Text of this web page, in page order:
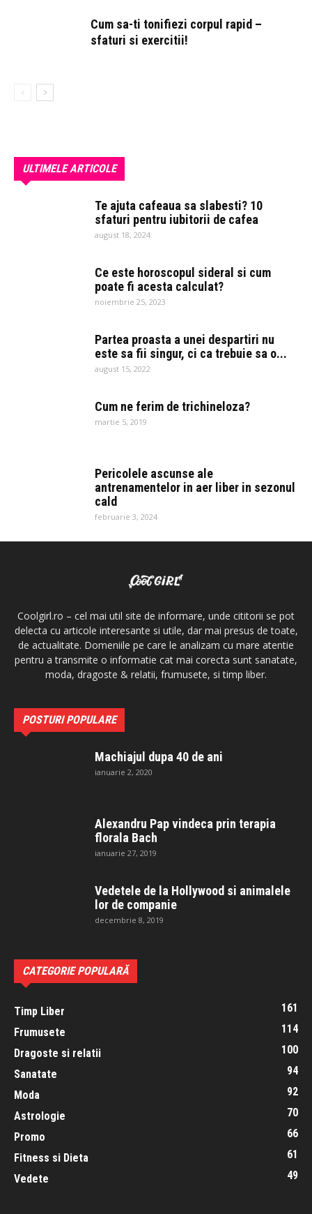
Cum sa-ti tonifiezi corpul rapid –
sfaturi si exercitii!
ULTIMELE ARTICOLE
Te ajuta cafeaua sa slabesti? 10
sfaturi pentru iubitorii de cafea
august 18, 2024
Ce este horoscopul sideral si cum
poate fi acesta calculat?
noiembrie 25, 2023
Partea proasta a unei despartiri nu
este sa fii singur, ci ca trebuie sa o...
august 15, 2022
Cum ne ferim de trichineloza?
martie 5, 2019
Pericolele ascunse ale
antrenamentelor in aer liber in sezonul
cald
februarie 3, 2024
Coolgirl.ro – cel mai util site de informare, unde cititorii se pot
delecta cu articole interesante si utile, dar mai presus de toate,
de actualitate. Domeniile pe care le analizam cu mare atentie
pentru a transmite o informatie cat mai corecta sunt sanatate,
moda, dragoste & relatii, frumusete, si timp liber.
POSTURI POPULARE
Machiajul dupa 40 de ani
ianuarie 2, 2020
Alexandru Pap vindeca prin terapia
florala Bach
ianuarie 27, 2019
Vedetele de la Hollywood si animalele
lor de companie
decembrie 8, 2019
CATEGORIE POPULARĂ
Timp Liber
161
Frumusete
114
Dragoste si relatii
100
Sanatate
94
Moda
92
Astrologie
70
Promo
66
Fitness si Dieta
61
Vedete
49